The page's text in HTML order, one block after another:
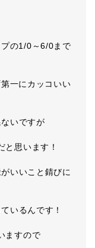
の1/0～6/0まで
一にカッコいい
いですが
と思います！
いいこと錆びに
いるんです！
ますので